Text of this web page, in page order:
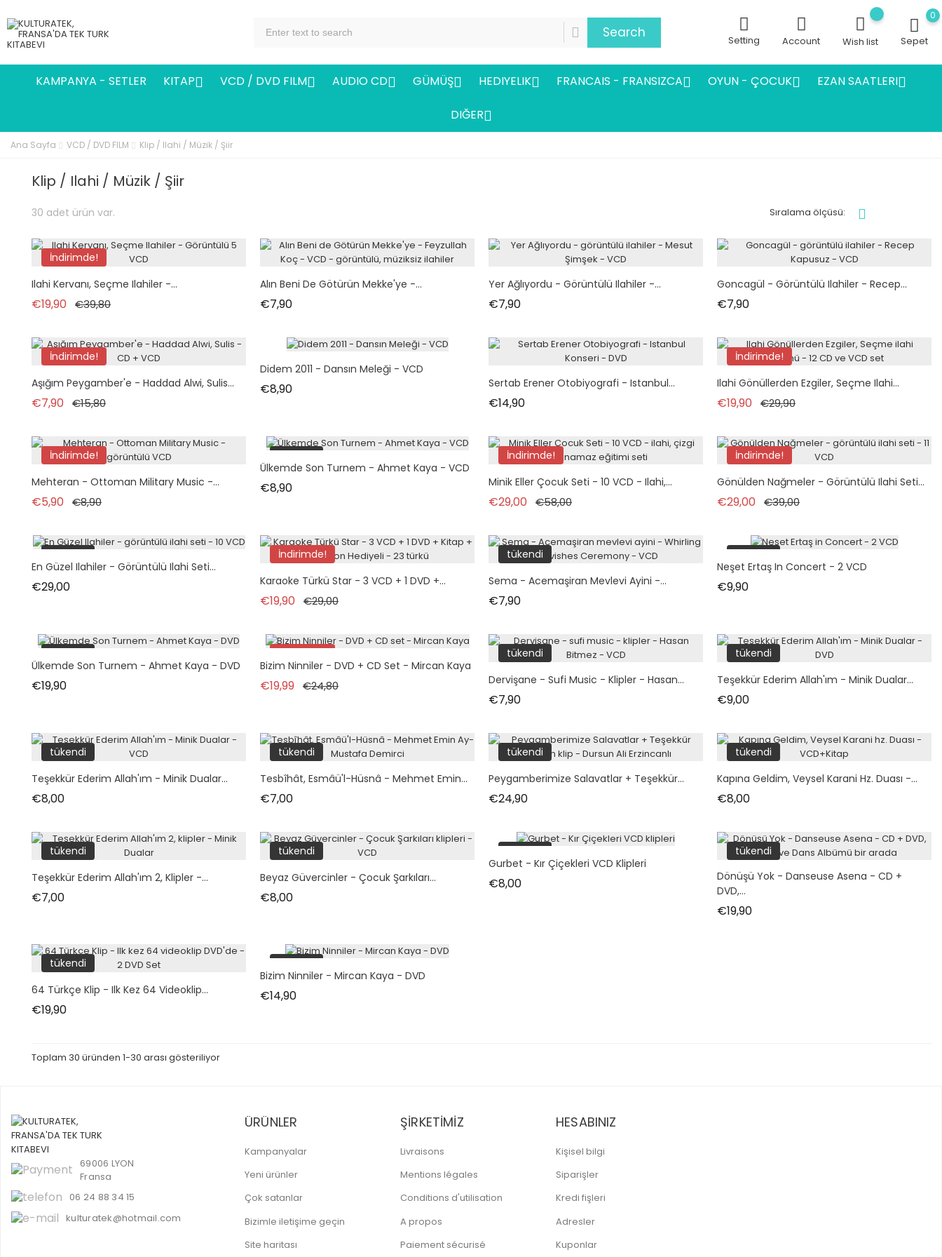
Search Setting Account Wish list
0
Sepet
KAMPANYA - SETLER KITAP VCD / DVD FILM AUDIO CD GÜMÜŞ HEDIYELIK FRANCAIS - FRANSIZCA OYUN - ÇOCUK EZAN SAATLERI
DIĞER
Ana Sayfa VCD / DVD FILM Klip / Ilahi / Müzik / Şiir
Klip / Ilahi / Müzik / Şiir
30 adet ürün var. Sıralama ölçüsü:
İndirimde!
Ilahi Kervanı, Seçme Ilahiler -...
€19,90 Normal fiyat
€39,80Fiyat
Alın Beni De Götürün Mekke'ye -...
€7,90Fiyat
Yer Ağlıyordu - Görüntülü Ilahiler -...
€7,90Fiyat
Goncagül - Görüntülü Ilahiler - Recep...
€7,90Fiyat
İndirimde!
Aşığım Peygamber'e - Haddad Alwi, Sulis...
€7,90 Normal fiyat
€15,80Fiyat
Didem 2011 - Dansın Meleği - VCD
€8,90Fiyat Sertab Erener Otobiyografi - Istanbul...
€14,90Fiyat
İndirimde!
Ilahi Gönüllerden Ezgiler, Seçme Ilahi...
€19,90 Normal fiyat
€29,90Fiyat
İndirimde!
Mehteran - Ottoman Military Music -...
€5,90 Normal fiyat
€8,90Fiyat
tükendi
Ülkemde Son Turnem - Ahmet Kaya - VCD
€8,90Fiyat
İndirimde!
tükendi
Minik Eller Çocuk Seti - 10 VCD - Ilahi,...
€29,00 Normal fiyat
€58,00Fiyat
İndirimde!
tükendi
Gönülden Nağmeler - Görüntülü Ilahi Seti...
€29,00 Normal fiyat
€39,00Fiyat
tükendi
En Güzel Ilahiler - Görüntülü Ilahi Seti...
€29,00Fiyat
İndirimde!
tükendi
Karaoke Türkü Star - 3 VCD + 1 DVD +...
€19,90 Normal fiyat
€29,00Fiyat
tükendi
Sema - Acemaşiran Mevlevi Ayini -...
€7,90Fiyat
tükendi
Neşet Ertaş In Concert - 2 VCD
€9,90Fiyat
tükendi
Ülkemde Son Turnem - Ahmet Kaya - DVD
€19,90Fiyat
İndirimde!
Paket
Bizim Ninniler - DVD + CD Set - Mircan Kaya
€19,99 Normal fiyat
€24,80Fiyat
tükendi
Dervişane - Sufi Music - Klipler - Hasan...
€7,90Fiyat
tükendi
Teşekkür Ederim Allah'ım - Minik Dualar...
€9,00Fiyat
tükendi
Teşekkür Ederim Allah'ım - Minik Dualar...
€8,00Fiyat
tükendi
Tesbîhât, Esmâü'l-Hüsnâ - Mehmet Emin...
€7,00Fiyat
tükendi
Peygamberimize Salavatlar + Teşekkür...
€24,90Fiyat
tükendi
Kapına Geldim, Veysel Karani Hz. Duası -...
€8,00Fiyat
tükendi
Teşekkür Ederim Allah'ım 2, Klipler -...
€7,00Fiyat
tükendi
Beyaz Güvercinler - Çocuk Şarkıları...
€8,00Fiyat
tükendi
Gurbet - Kır Çiçekleri VCD Klipleri
€8,00Fiyat
tükendi
Dönüşü Yok - Danseuse Asena - CD +
DVD,...
€19,90Fiyat
tükendi
64 Türkçe Klip - Ilk Kez 64 Videoklip...
€19,90Fiyat
tükendi
Bizim Ninniler - Mircan Kaya - DVD
€14,90Fiyat
Toplam 30 üründen 1-30 arası gösteriliyor
69006 LYON
Fransa
06 24 88 34 15
kulturatek@hotmail.com
ÜRÜNLER
Kampanyalar
Yeni ürünler
Çok satanlar
Bizimle iletişime geçin
Site haritası
ŞIRKETIMIZ
Livraisons
Mentions légales
Conditions d'utilisation
A propos
Paiement sécurisé
HESABINIZ
Kişisel bilgi
Siparişler
Kredi fişleri
Adresler
Kuponlar